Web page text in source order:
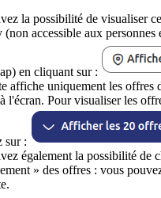
la possibilité de visualiser
(non accessible aux personnes
en cliquant sur :
affiche uniquement les offres
l'écran. Pour visualiser les
sur :
également la possibilité de
» des offres : vous